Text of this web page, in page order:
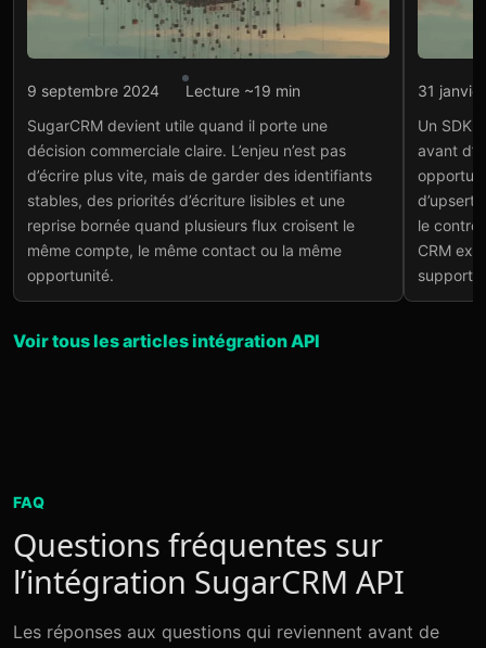
Intégration API
SugarCRM API : intégrer
le CRM sans casser le
run métier
Lire l'article→
9 septembre 2024
Lecture ~19 min
SugarCRM devient utile quand il porte une
décision commerciale claire. L’enjeu n’est pas
d’écrire plus vite, mais de garder des identifiants
stables, des priorités d’écriture lisibles et une
reprise bornée quand plusieurs flux croisent le
même compte, le même contact ou la même
opportunité.
31
Un SDK
avant
le
CRM
support
Voir tous les articles intégration API
FAQ
Questions fréquentes sur
l’intégration SugarCRM API
Les réponses aux questions qui reviennent avant de